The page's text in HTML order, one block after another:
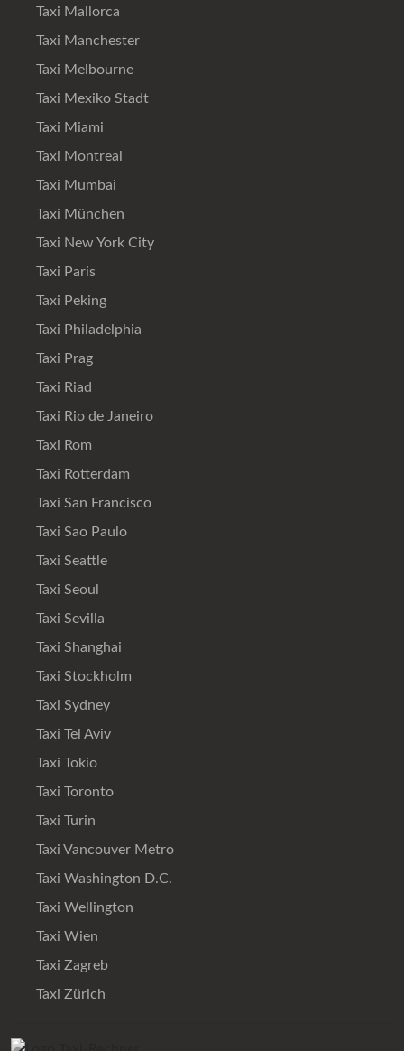
Taxi Mallorca
Taxi Manchester
Taxi Melbourne
Taxi Mexiko Stadt
Taxi Miami
Taxi Montreal
Taxi Mumbai
Taxi München
Taxi New York City
Taxi Paris
Taxi Peking
Taxi Philadelphia
Taxi Prag
Taxi Riad
Taxi Rio de Janeiro
Taxi Rom
Taxi Rotterdam
Taxi San Francisco
Taxi Sao Paulo
Taxi Seattle
Taxi Seoul
Taxi Sevilla
Taxi Shanghai
Taxi Stockholm
Taxi Sydney
Taxi Tel Aviv
Taxi Tokio
Taxi Toronto
Taxi Turin
Taxi Vancouver Metro
Taxi Washington D.C.
Taxi Wellington
Taxi Wien
Taxi Zagreb
Taxi Zürich